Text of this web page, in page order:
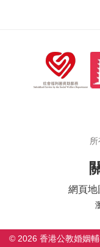
網頁地
© 2026 香港公教婚姻輔